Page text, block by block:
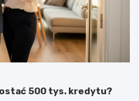
500 tys. kredytu?